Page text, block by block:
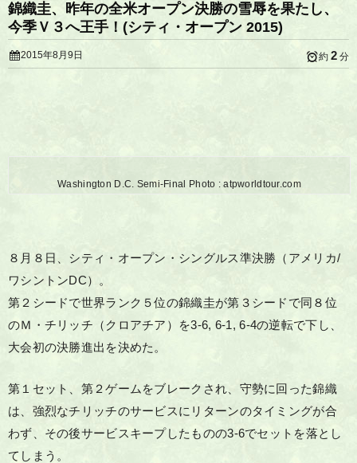
錦織圭、昨年の全米オープン決勝の雪辱を果たし、
今季Ｖ３へ王手！(シティ・オープン 2015)
2015年8月9日 約 2 分
Washington D.C. Semi-Final Photo : atpworldtour.com
８月８日、シティ・オープン・シングルス準決勝（アメリカ/
ワシントンDC）。
第２シードで世界ランク５位の錦織圭が第３シードで同８位
のＭ・チリッチ（クロアチア）を3-6, 6-1, 6-4の逆転で下し、
大会初の決勝進出を決めた。
第１セット、第２ゲームをブレークされ、守勢に回った錦織
は、強烈なチリッチのサービスにリターンのタイミングが合
わず、その後サービスキープしたものの3-6でセットを落とし
てしまう。